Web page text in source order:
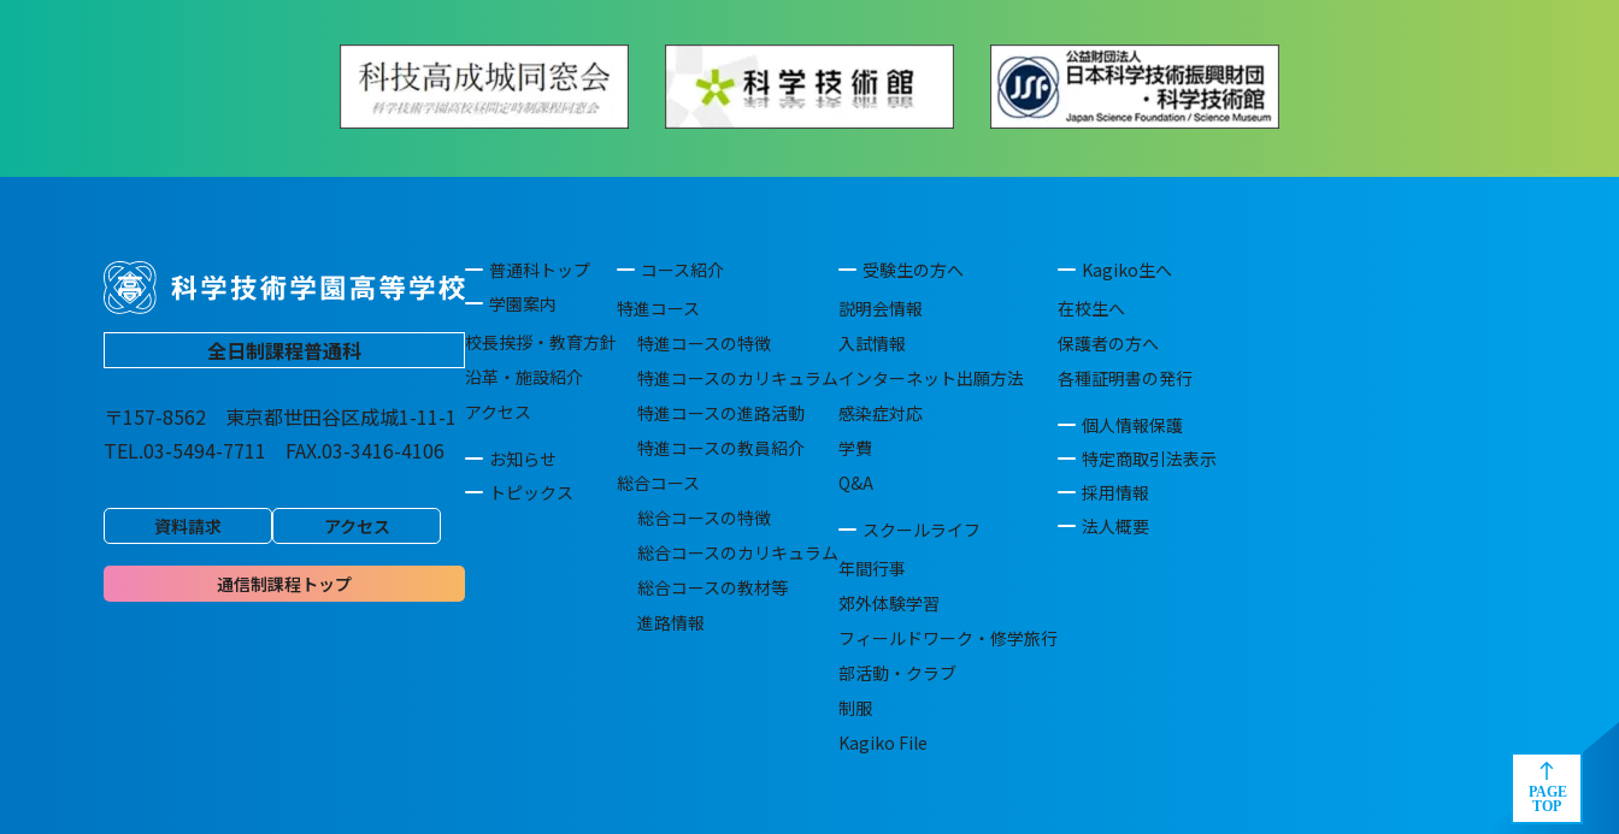
全日制課程普通科
〒157-8562 東京都世田谷区成城1-11-1
TEL.03-5494-7711 FAX.03-3416-4106
資料請求 アクセス
通信制課程トップ
普通科トップ
学園案内
校長挨拶・教育方針
沿革・施設紹介
アクセス
お知らせ
トピックス
コース紹介
特進コース
特進コースの特徴
特進コースのカリキュラム
特進コースの進路活動
特進コースの教員紹介
総合コース
総合コースの特徴
総合コースのカリキュラム
総合コースの教材等
進路情報
受験生の方へ
説明会情報
入試情報
インターネット出願方法
感染症対応
学費
Q&A
スクールライフ
年間行事
郊外体験学習
フィールドワーク・修学旅行
部活動・クラブ
制服
Kagiko File
Kagiko生へ
在校生へ
保護者の方へ
各種証明書の発行
個人情報保護
特定商取引法表示
採用情報
法人概要